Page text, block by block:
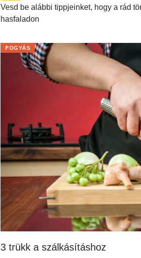
Vesd be alábbi tippjeinket, hogy a rád
hasfaladon
3 trükk a szálkásításhoz
FOGYÁS